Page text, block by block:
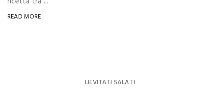
READ MORE
LIEVITATI SALATI